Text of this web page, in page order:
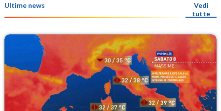
Ultime news
Vedi
tutte